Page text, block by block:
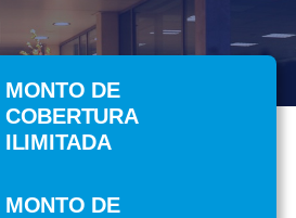
MONTO DE
COBERTURA
ILIMITADA
MONTO DE